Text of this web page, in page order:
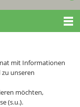
mit Informationen
unseren
möchten,
(s.u.).